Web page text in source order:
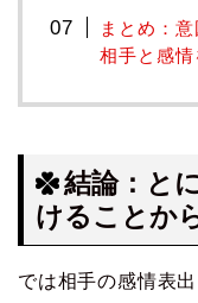
まとめ：
相手と感
結論：と
けることか
では相手の感情表